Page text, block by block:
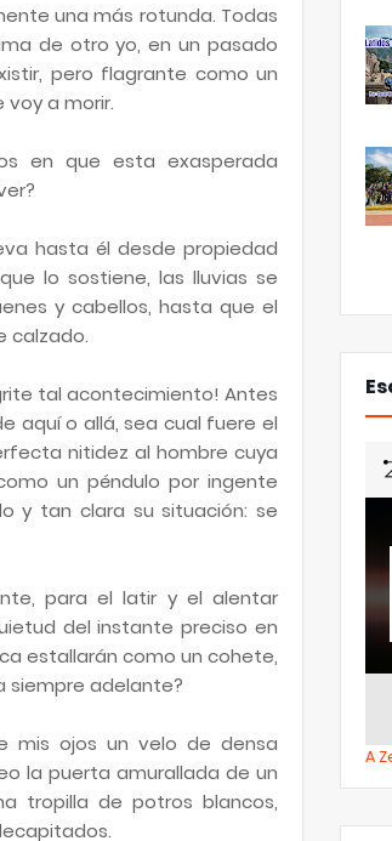
una más rotunda. Todas
de otro yo, en un pasado
pero flagrante como un
a morir.
en que esta exasperada
hasta él desde propiedad
lo sostiene, las lluvias se
y cabellos, hasta que el
calzado.
tal acontecimiento! Antes
aquí o allá, sea cual fuere el
nitidez al hombre cuya
un péndulo por ingente
y tan clara su situación: se
para el latir y el alentar
del instante preciso en
estallarán como un cohete,
siempre adelante?
mis ojos un velo de densa
la puerta amurallada de un
tropilla de potros blancos,
A